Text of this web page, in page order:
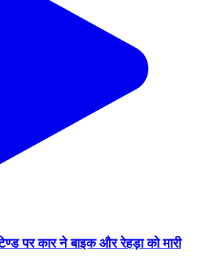
पर कार ने बाइक और रेहड़ा को मारी